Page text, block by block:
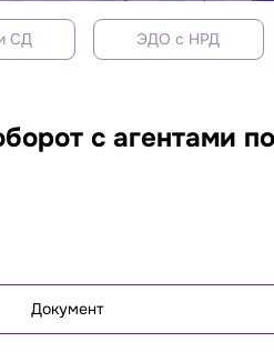
СД ЭДО с НРД
с агентами
Документ